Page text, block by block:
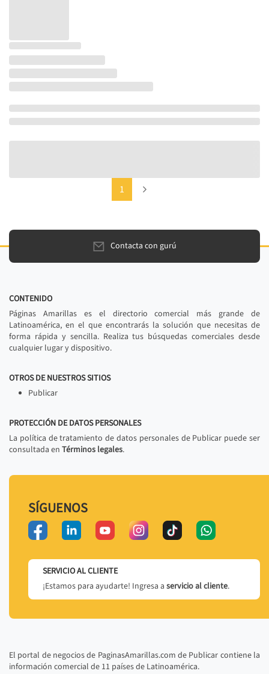
1(current)
Contacta con gurú
CONTENIDO
Páginas Amarillas es el directorio comercial más grande de
Latinoamérica, en el que encontrarás la solución que necesitas de
forma rápida y sencilla. Realiza tus búsquedas comerciales desde
cualquier lugar y dispositivo.
OTROS DE NUESTROS SITIOS
Publicar
PROTECCIÓN DE DATOS PERSONALES
La política de tratamiento de datos personales de Publicar puede ser
consultada en Términos legales.
SÍGUENOS
SERVICIO AL CLIENTE
¡Estamos para ayudarte! Ingresa a servicio al cliente.
El portal de negocios de PaginasAmarillas.com de Publicar contiene la
información comercial de 11 países de Latinoamérica.